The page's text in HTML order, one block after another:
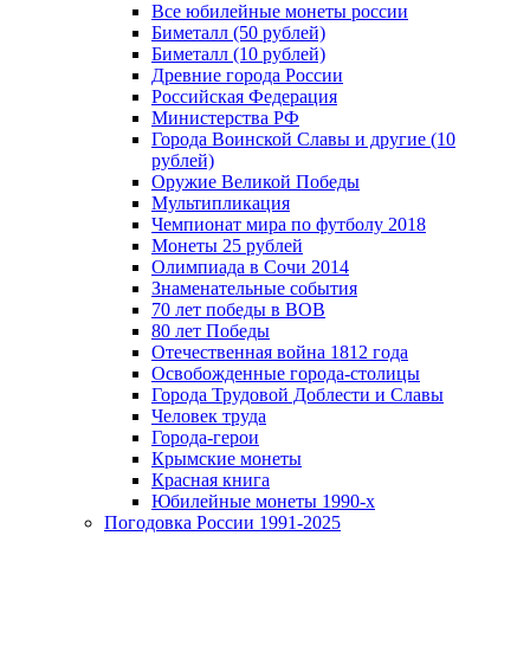
Все юбилейные монеты россии
Биметалл (50 рублей)
Биметалл (10 рублей)
Древние города России
Российская Федерация
Министерства РФ
Города Воинской Славы и другие (10
рублей)
Оружие Великой Победы
Мультипликация
Чемпионат мира по футболу 2018
Монеты 25 рублей
Олимпиада в Сочи 2014
Знаменательные события
70 лет победы в ВОВ
80 лет Победы
Отечественная война 1812 года
Освобожденные города-столицы
Города Трудовой Доблести и Славы
Человек труда
Города-герои
Крымские монеты
Красная книга
Юбилейные монеты 1990-х
Погодовка России 1991-2025